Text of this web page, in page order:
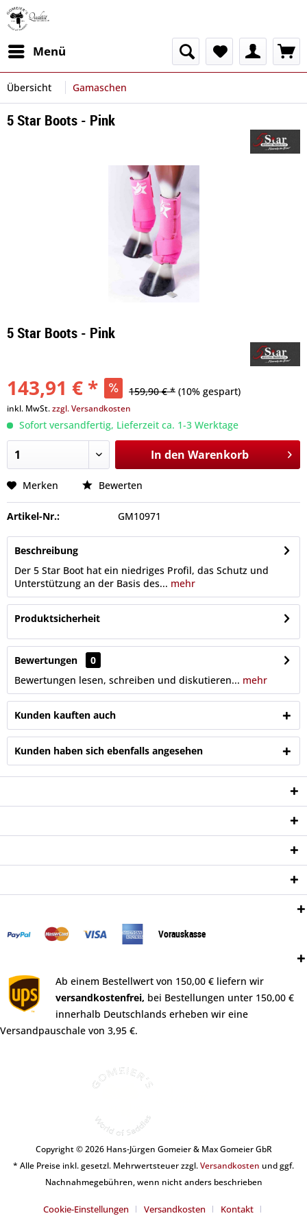
Menü
Übersicht Gamaschen
5 Star Boots - Pink
5 Star Boots - Pink
143,91 € * 159,90 € * (10% gespart)
inkl. MwSt.zzgl. Versandkosten
Sofort versandfertig, Lieferzeit ca. 1-3 Werktage
In den Warenkorb
Merken Bewerten
Artikel-Nr.: GM10971
Beschreibung
Der 5 Star Boot hat ein niedriges Profil, das Schutz und
Unterstützung an der Basis des... mehr
Produktsicherheit
Bewertungen
0
Bewertungen lesen, schreiben und diskutieren... mehr
Kunden kauften auch
Kunden haben sich ebenfalls angesehen
Vorauskasse
Ab einem Bestellwert von 150,00 € liefern wir
versandkostenfrei, bei Bestellungen unter 150,00 €
innerhalb Deutschlands erheben wir eine
Versandpauschale von 3,95 €.
Copyright © 2026 Hans-Jürgen Gomeier & Max Gomeier GbR
* Alle Preise inkl. gesetzl. Mehrwertsteuer zzgl.Versandkosten und ggf.
Nachnahmegebühren, wenn nicht anders beschrieben
Cookie-Einstellungen Versandkosten
Kontakt